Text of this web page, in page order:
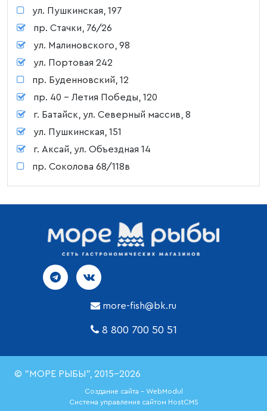
ул. Пушкинская, 197
пр. Стачки, 76/26
ул. Малиновского, 98
ул. Портовая 242
пр. Буденновский, 12
пр. 40 - Летия Победы, 120
г. Батайск, ул. Северный массив, 8
ул. Пушкинская, 151
г. Аксай, ул. Объездная 14
пр. Соколова 68/118в
more-fish@bk.ru
8 800 700 50 51
© "МОРЕ РЫБЫ", 2015-2026
Создание сайта - WebModul
Система управления сайтом HostCMS